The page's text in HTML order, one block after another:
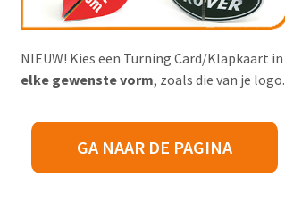
NIEUW! Kies een Turning Card/Klapkaart in
elke gewenste vorm, zoals die van je logo.
GA NAAR DE PAGINA